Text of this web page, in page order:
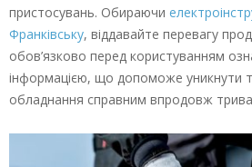
пристосувань. Обираючи
Франківську, віддавайте перевагу
обов’язково перед користуванням
інформацією, що допоможе уникнути
обладнання справним впродовж